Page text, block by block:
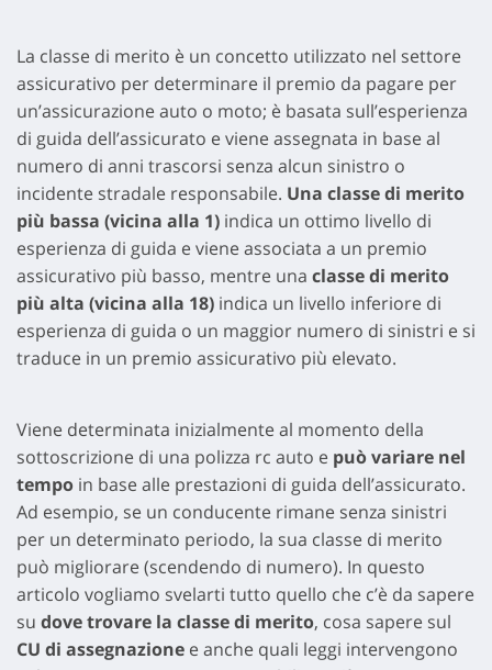
La classe di merito è un concetto utilizzato nel settore
assicurativo per determinare il premio da pagare per
un’assicurazione auto o moto; è basata sull’esperienza
di guida dell’assicurato e viene assegnata in base al
numero di anni trascorsi senza alcun sinistro o
incidente stradale responsabile. Una classe di merito
più bassa (vicina alla 1) indica un ottimo livello di
esperienza di guida e viene associata a un premio
assicurativo più basso, mentre una classe di merito
più alta (vicina alla 18) indica un livello inferiore di
esperienza di guida o un maggior numero di sinistri e si
traduce in un premio assicurativo più elevato.
Viene determinata inizialmente al momento della
sottoscrizione di una polizza rc auto e può variare nel
tempo in base alle prestazioni di guida dell’assicurato.
Ad esempio, se un conducente rimane senza sinistri
per un determinato periodo, la sua classe di merito
può migliorare (scendendo di numero). In questo
articolo vogliamo svelarti tutto quello che c’è da sapere
su dove trovare la classe di merito, cosa sapere sul
CU di assegnazione e anche quali leggi intervengono